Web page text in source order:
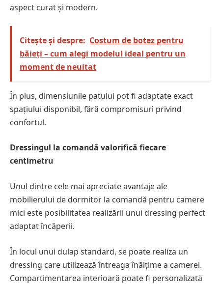
aspect curat și modern.
Citește și despre: Costum de botez pentru
băieți – cum alegi modelul ideal pentru un
moment de neuitat
În plus, dimensiunile patului pot fi adaptate exact
spațiului disponibil, fără compromisuri privind
confortul.
Dressingul la comandă valorifică fiecare
centimetru
Unul dintre cele mai apreciate avantaje ale
mobilierului de dormitor la comandă pentru camere
mici este posibilitatea realizării unui dressing perfect
adaptat încăperii.
În locul unui dulap standard, se poate realiza un
dressing care utilizează întreaga înălțime a camerei.
Compartimentarea interioară poate fi personalizată